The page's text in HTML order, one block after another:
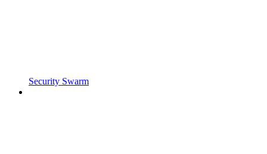
Security Swarm